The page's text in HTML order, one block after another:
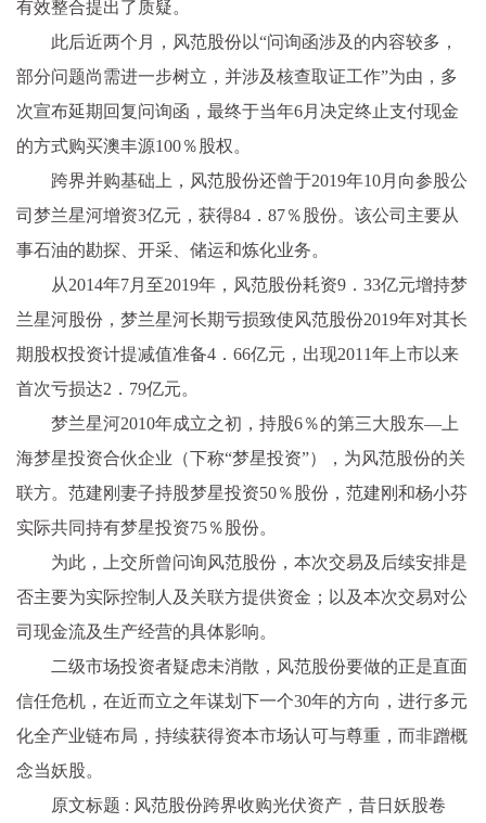
有效整合提出了质疑。
此后近两个月，风范股份以“问询函涉及的内容较多，
部分问题尚需进一步树立，并涉及核查取证工作”为由，多
次宣布延期回复问询函，最终于当年6月决定终止支付现金
的方式购买澳丰源100％股权。
跨界并购基础上，风范股份还曾于2019年10月向参股公
司梦兰星河增资3亿元，获得84．87％股份。该公司主要从
事石油的勘探、开采、储运和炼化业务。
从2014年7月至2019年，风范股份耗资9．33亿元增持梦
兰星河股份，梦兰星河长期亏损致使风范股份2019年对其长
期股权投资计提减值准备4．66亿元，出现2011年上市以来
首次亏损达2．79亿元。
梦兰星河2010年成立之初，持股6％的第三大股东—上
海梦星投资合伙企业（下称“梦星投资”），为风范股份的关
联方。范建刚妻子持股梦星投资50％股份，范建刚和杨小芬
实际共同持有梦星投资75％股份。
为此，上交所曾问询风范股份，本次交易及后续安排是
否主要为实际控制人及关联方提供资金；以及本次交易对公
司现金流及生产经营的具体影响。
二级市场投资者疑虑未消散，风范股份要做的正是直面
信任危机，在近而立之年谋划下一个30年的方向，进行多元
化全产业链布局，持续获得资本市场认可与尊重，而非蹭概
念当妖股。
原文标题 : 风范股份跨界收购光伏资产，昔日妖股卷